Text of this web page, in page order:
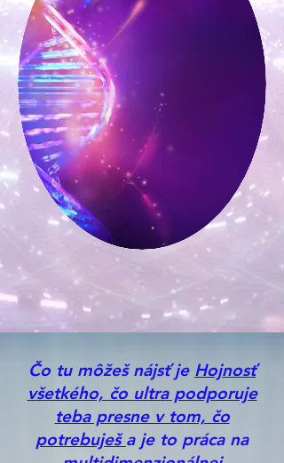
Čo tu môžeš nájsť je Hojnosť
všetkého, čo ultra podporuje
teba presne v tom, čo
potrebuješa je to práca na